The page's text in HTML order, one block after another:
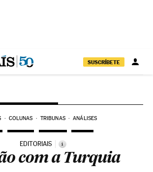
SUSCRÍBETE
COLUNAS TRIBUNAS ANÁLISES
EDITORIAIS i
com a Turquia